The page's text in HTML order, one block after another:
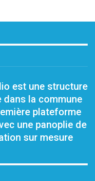
est une structure
la commune
plateforme
une panoplie de
sur mesure